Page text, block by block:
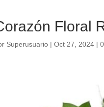
Floral
Superusuario |Oct 27, 2024 |